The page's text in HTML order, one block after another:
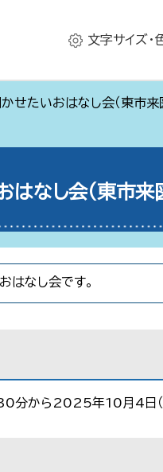
文字サイズ・
せたいおはなし会（東市来
なし会（東市来
はなし会です。
分から2025年10月4日